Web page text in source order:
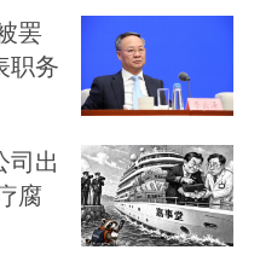
罢
职务
司出
腐